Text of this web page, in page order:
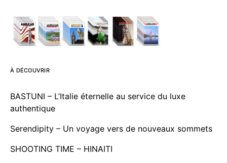
À DÉCOUVRIR
BASTUNI – L’Italie éternelle au service du luxe
authentique
Serendipity – Un voyage vers de nouveaux sommets
SHOOTING TIME – HINAITI